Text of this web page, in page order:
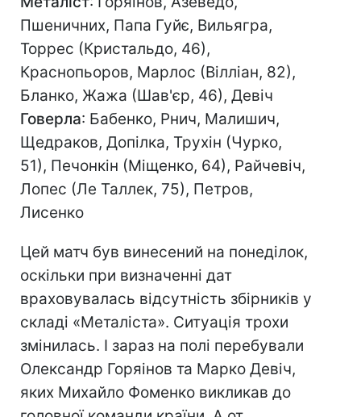
Пшеничних, Папа Гуйє, Вильягра,
Торрес (Кристальдо, 46),
Краснопьоров, Марлос (Вілліан, 82),
Бланко, Жажа (Шав'єр, 46), Девіч
Говерла: Бабенко, Рнич, Малишич,
Щедраков, Допілка, Трухін (Чурко,
51), Печонкін (Міщенко, 64), Райчевіч,
Лопес (Ле Таллек, 75), Петров,
Лисенко
Цей матч був винесений на понеділок,
оскільки при визначенні дат
враховувалась відсутність збірників у
складі «Металіста». Ситуація трохи
змінилась. І зараз на полі перебували
Олександр Горяінов та Марко Девіч,
яких Михайло Фоменко викликав до